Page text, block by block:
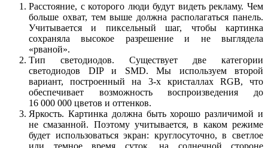
Расстояние, с которого люди будут видеть рекламу. Чем
больше охват, тем выше должна располагаться панель.
Учитывается и пиксельный шаг, чтобы картинка
сохраняла высокое разрешение и не выглядела
«рваной».
Тип светодиодов. Существует две категории
светодиодов DIP и SMD. Мы используем второй
вариант, построенный на 3-х кристаллах RGB, что
обеспечивает возможность воспроизведения до
16 000 000 цветов и оттенков.
Яркость. Картинка должна быть хорошо различимой и
не смазанной. Поэтому учитывается, в каком режиме
будет использоваться экран: круглосуточно, в светлое
или темное время суток, на солнечной стороне